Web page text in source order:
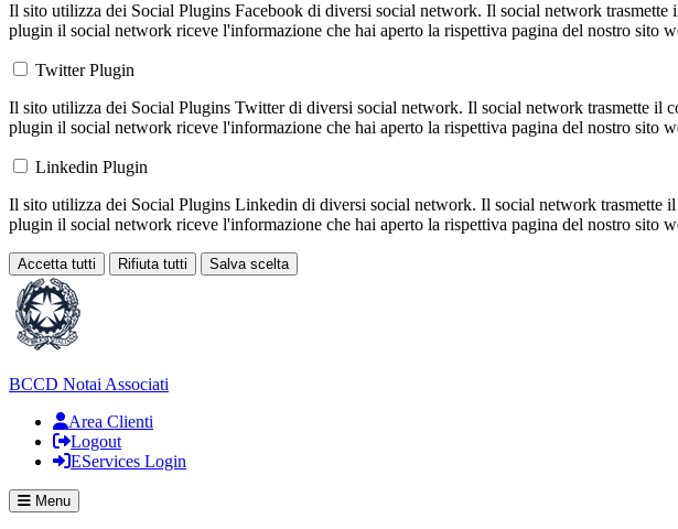
Il sito utilizza dei Social Plugins Facebook di diversi social network. Il social network
plugin il social network riceve l'informazione che hai aperto la rispettiva pagina del nostro sito
Twitter Plugin
Il sito utilizza dei Social Plugins Twitter di diversi social network. Il social network trasmette il
plugin il social network riceve l'informazione che hai aperto la rispettiva pagina del nostro sito
Linkedin Plugin
Il sito utilizza dei Social Plugins Linkedin di diversi social network. Il social network trasmette
plugin il social network riceve l'informazione che hai aperto la rispettiva pagina del nostro sito
Accetta tutti Rifiuta tutti Salva scelta
Loading...
BCCD Notai Associati
Area Clienti
Logout
EServices Login
Menu